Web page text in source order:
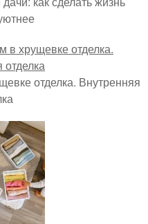
отделка. Внутренняя